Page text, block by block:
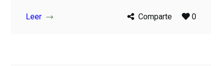
Leer Comparte 0